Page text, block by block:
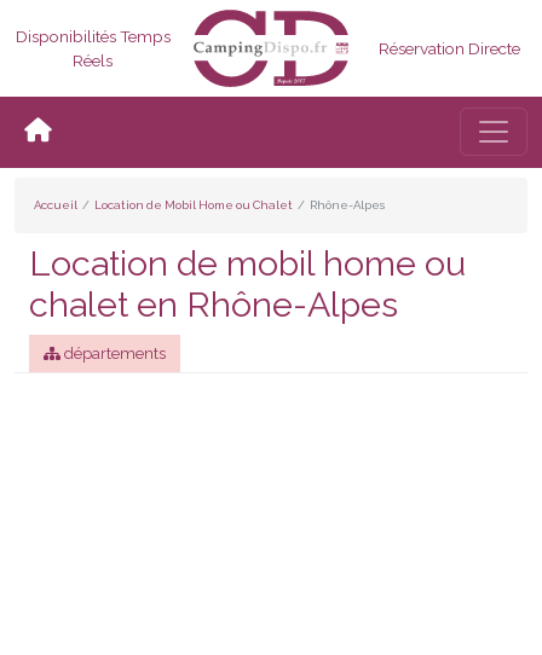
Disponibilités Temps
Réels
Réservation Directe
Accueil Location de Mobil Home ou Chalet Rhône-Alpes
Location de mobil home ou
chalet en Rhône-Alpes
départements